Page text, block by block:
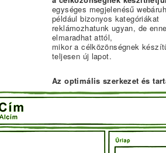
egységes megjelenésű
például bizonyos kategóriákat
reklámozhatunk ugyan, de
elmaradhat attól,
mikor a célközönségnek
teljesen új lapot.
Az optimális szerkezet és